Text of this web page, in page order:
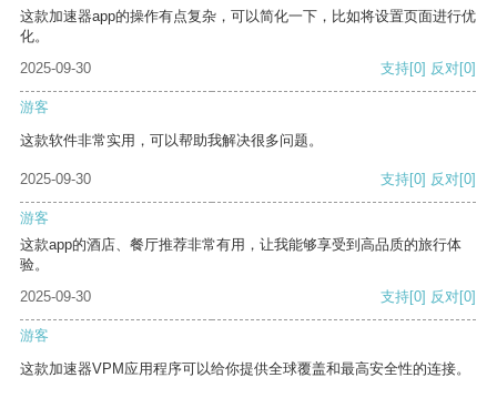
这款加速器app的操作有点复杂，可以简化一下，比如将设置页面进行优
化。
2025-09-30
支持[0] 反对[0]
游客
这款软件非常实用，可以帮助我解决很多问题。
2025-09-30 支持[0] 反对[0]
游客
这款app的酒店、餐厅推荐非常有用，让我能够享受到高品质的旅行体
验。
2025-09-30
支持[0] 反对[0]
游客
这款加速器VPM应用程序可以给你提供全球覆盖和最高安全性的连接。